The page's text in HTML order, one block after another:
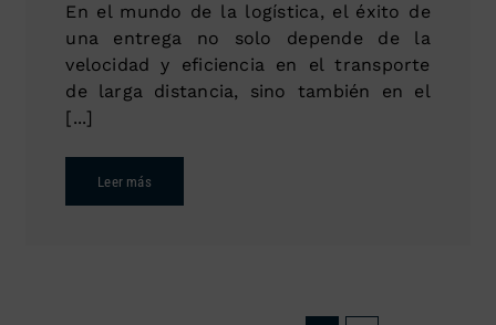
En el mundo de la logística, el éxito de
una entrega no solo depende de la
velocidad y eficiencia en el transporte
de larga distancia, sino también en el
[...]
Leer más